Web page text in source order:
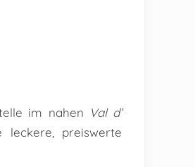
im nahen Val d’
leckere, preiswerte